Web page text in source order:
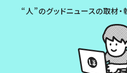
“人”のグッドニュースの取材